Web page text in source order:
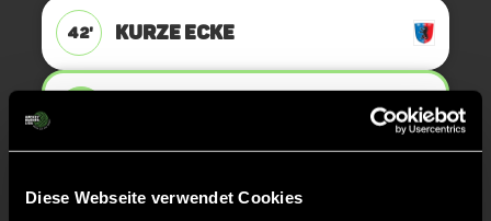
Diese Webseite verwendet Cookies
42' KURZE ECKE
MikaSchmidt